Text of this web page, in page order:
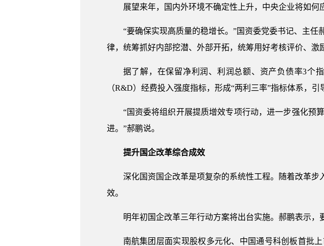
展望来年，国内外环境不确定性上升，中央企业将如何
“要确保实现高质量的稳增长。”国资委党委书记、主
律，统筹抓好内部挖潜、外部开拓，统筹用好考核评价、激
据了解，在保留净利润、利润总额、资产负债率3个
（R&D）经费投入强度指标，形成“两利三率”指标体系，引
“国资委将组织开展提质增效专项行动，进一步强化预
进。”郝鹏说。
提升国企改革综合成效
深化国资国企改革是项复杂的系统性工程。随着改革
效。
明年初国企改革三年行动方案将出台实施。郝鹏表示，
南航集团层面实现股权多元化、中国通号科创板首批